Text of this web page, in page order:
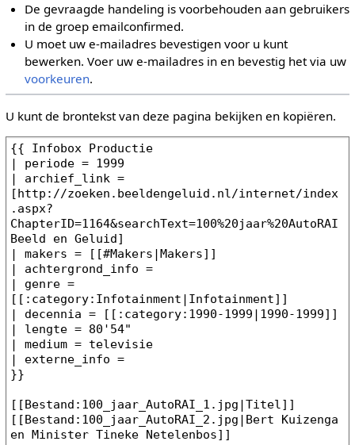
De gevraagde handeling is voorbehouden aan gebruikers
in de groep emailconfirmed.
U moet uw e-mailadres bevestigen voor u kunt
bewerken. Voer uw e-mailadres in en bevestig het via uw
voorkeuren.
U kunt de brontekst van deze pagina bekijken en kopiëren.